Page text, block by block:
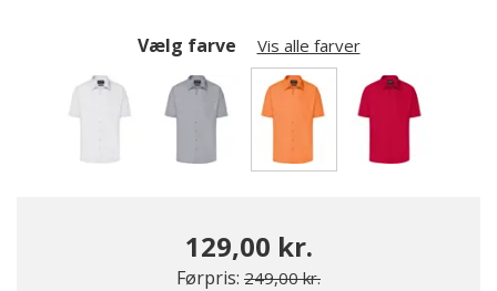
Vælg farve Vis alle farver
129,00 kr.
Førpris: Pris nedsat fra
249,00 kr.til